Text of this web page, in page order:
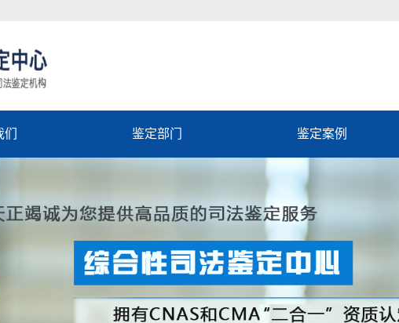
鉴定部门 鉴定案例